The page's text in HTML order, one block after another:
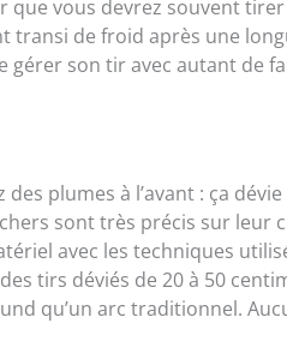
que vous devrez souvent
transi de froid après une
gérer son tir avec autant de
plumes à l’avant : ça
sont très précis sur leur
avec les techniques
tirs déviés de 20 à 50
qu’un arc traditionnel.